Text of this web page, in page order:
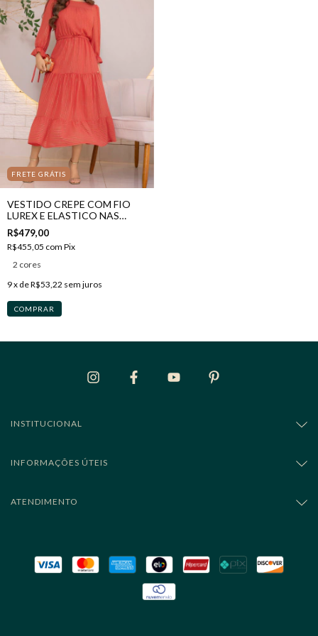
FRETE GRÁTIS
VESTIDO CREPE COM FIO
LUREX E ELASTICO NAS
MANGAS
R$479,00
R$455,05 com Pix
2 cores
9x deR$53,22 sem juros
COMPRAR
INSTITUCIONAL
INFORMAÇÕES ÚTEIS
ATENDIMENTO